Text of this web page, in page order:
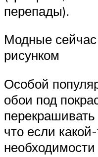
перепады).
Модные
рисунком
Особой
обои под
перекрашивать
что если